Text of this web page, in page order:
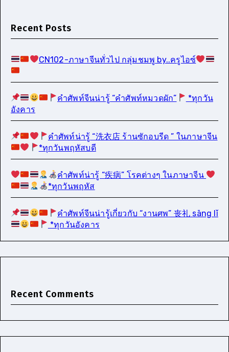
Recent Posts
CN102-ภาษาจีนทั่วไป กลุ่มชมพู by..ครูไอซ์
คำศัพท์จีนน่ารู้ “คำศัพท์หมวดผัก”
*ทุกวัน
อังคาร
คำศัพท์น่ารู้ “洗衣店 ร้านซักอบรีด ” ในภาษาจีน
*ทุกวันพฤหัสบดี
คำศัพท์น่ารู้ “疾病” โรคต่างๆ ในภาษาจีน
*ทุกวันพฤหัส
คำศัพท์จีนน่ารู้เกี่ยวกับ “งานศพ” 丧礼 sāng lǐ
*ทุกวันอังคาร
Recent Comments